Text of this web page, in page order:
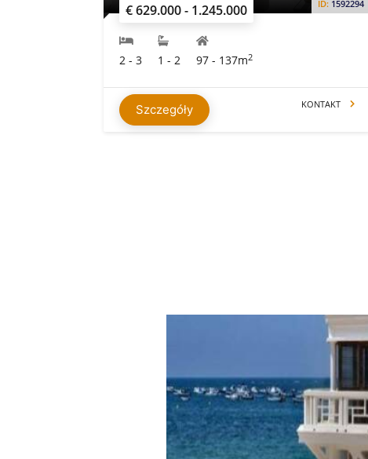
€ 629.000 - 1.245.000 ID: 1592294
2 - 3 1 - 2 97 - 137m2
Szczegóły KONTAKT